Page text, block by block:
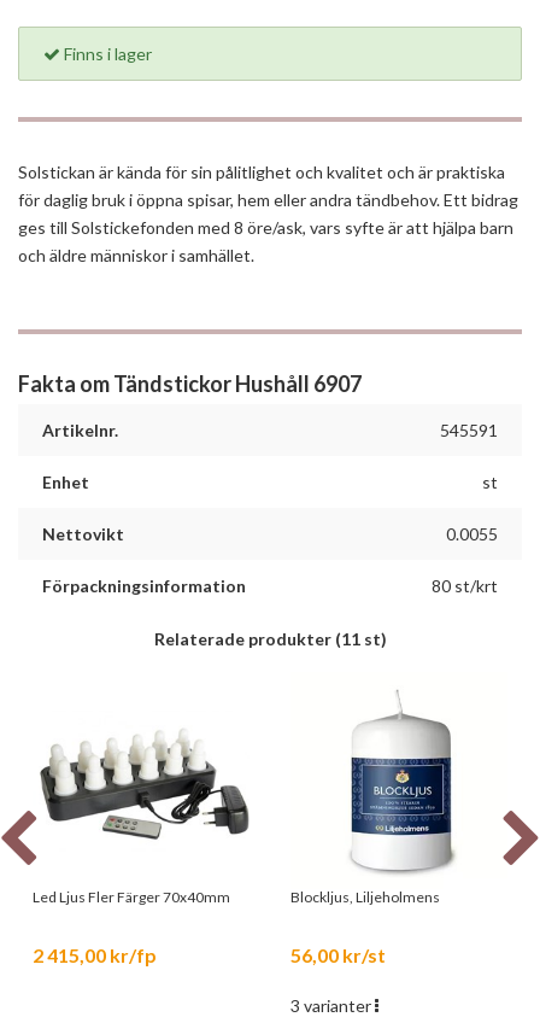
Finns i lager
Solstickan är kända för sin pålitlighet och kvalitet och är praktiska
för daglig bruk i öppna spisar, hem eller andra tändbehov. Ett bidrag
ges till Solstickefonden med 8 öre/ask, vars syfte är att hjälpa barn
och äldre människor i samhället.
Fakta om Tändstickor Hushåll 6907
Artikelnr. 545591
Enhet st
Nettovikt 0.0055
Förpackningsinformation 80 st/krt
Relaterade produkter (11 st)
Led Ljus Fler Färger 70x40mm
2 415,00 kr/fp
Blockljus, Liljeholmens
56,00 kr/st
3 varianter